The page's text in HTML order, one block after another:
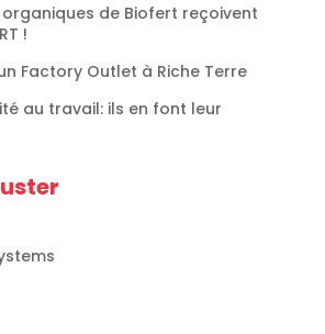
de Biofert reçoivent
!
Factory Outlet à Riche Terre
au travail: ils en font leur